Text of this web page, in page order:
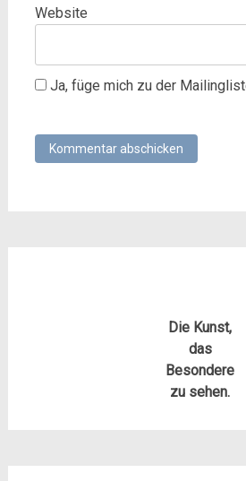
Website
Ja, füge mich zu der
Die Kunst,
das
Besondere
zu sehen.